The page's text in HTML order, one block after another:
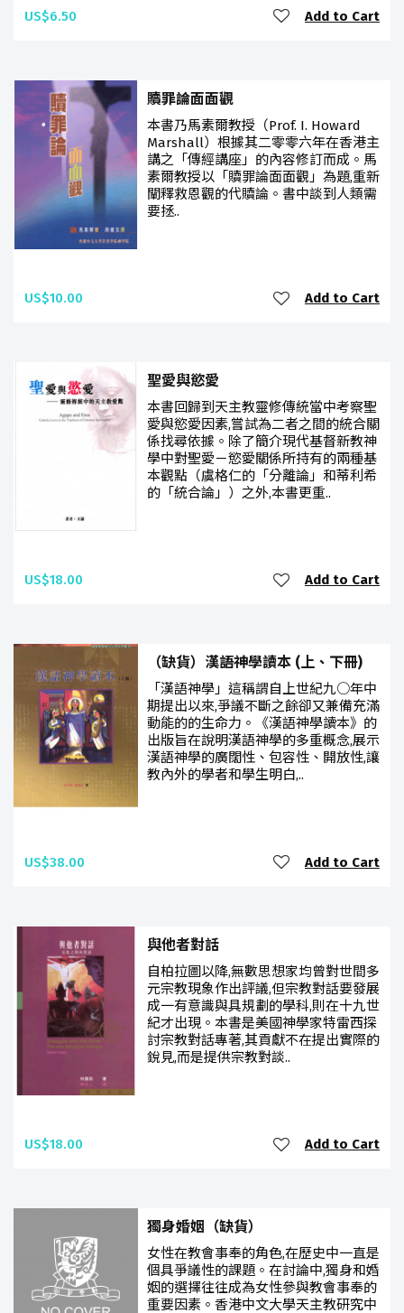
US$6.50 Add to Cart
贖罪論面面觀
本書乃馬素爾教授（Prof. I. Howard
Marshall）根據其二零零六年在香港主
講之「傳經講座」的內容修訂而成。馬
素爾教授以「贖罪論面面觀」為題,重新
闡釋救恩觀的代贖論。書中談到人類需
要拯..
US$10.00 Add to Cart
聖愛與慾愛
本書回歸到天主教靈修傳統當中考察聖
愛與慾愛因素,嘗試為二者之間的統合關
係找尋依據。除了簡介現代基督新教神
學中對聖愛－慾愛關係所持有的兩種基
本觀點（虞格仁的「分離論」和蒂利希
的「統合論」）之外,本書更重..
US$18.00 Add to Cart
（缺貨）漢語神學讀本 (上、下冊)
「漢語神學」這稱謂自上世紀九○年中
期提出以來,爭議不斷之餘卻又兼備充滿
動能的的生命力。《漢語神學讀本》的
出版旨在說明漢語神學的多重概念,展示
漢語神學的廣闊性、包容性、開放性,讓
教內外的學者和學生明白,..
US$38.00 Add to Cart
與他者對話
自柏拉圖以降,無數思想家均曾對世間多
元宗教現象作出評議,但宗教對話要發展
成一有意識與具規劃的學科,則在十九世
紀才出現。本書是美國神學家特雷西探
討宗教對話專著,其貢獻不在提出實際的
銳見,而是提供宗教對談..
US$18.00 Add to Cart
獨身婚姻（缺貨）
女性在教會事奉的角色,在歷史中一直是
個具爭議性的課題。在討論中,獨身和婚
姻的選擇往往成為女性參與教會事奉的
重要因素。香港中文大學天主教研究中